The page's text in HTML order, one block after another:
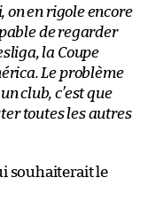
on en rigole encore
de regarder
la Coupe
Le problème
club, c’est que
toutes les autres
souhaiterait le